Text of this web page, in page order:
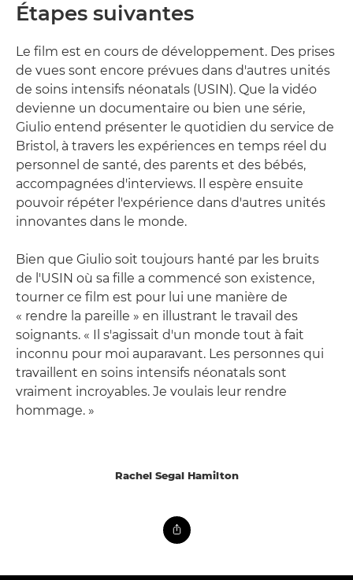
Étapes suivantes
Le film est en cours de développement. Des prises
de vues sont encore prévues dans d'autres unités
de soins intensifs néonatals (USIN). Que la vidéo
devienne un documentaire ou bien une série,
Giulio entend présenter le quotidien du service de
Bristol, à travers les expériences en temps réel du
personnel de santé, des parents et des bébés,
accompagnées d'interviews. Il espère ensuite
pouvoir répéter l'expérience dans d'autres unités
innovantes dans le monde.
Bien que Giulio soit toujours hanté par les bruits
de l'USIN où sa fille a commencé son existence,
tourner ce film est pour lui une manière de
« rendre la pareille » en illustrant le travail des
soignants. « Il s'agissait d'un monde tout à fait
inconnu pour moi auparavant. Les personnes qui
travaillent en soins intensifs néonatals sont
vraiment incroyables. Je voulais leur rendre
hommage. »
Rachel Segal Hamilton